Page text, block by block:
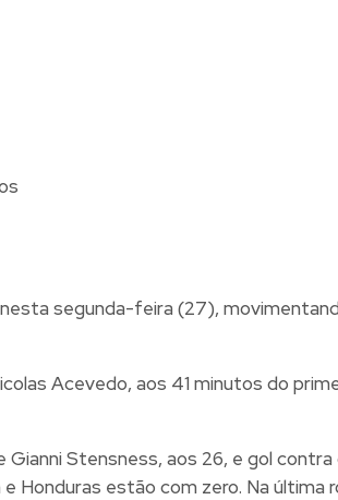
segunda-feira (27),
Acevedo, aos 41 minutos do
Stensness, aos 26, e gol
estão com zero. Na última